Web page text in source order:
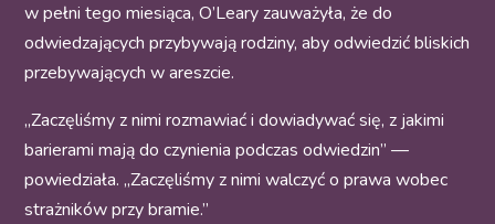
w pełni tego miesiąca, O’Leary zauważyła, że do
odwiedzających przybywają rodziny, aby odwiedzić bliskich
przebywających w areszcie.
„Zaczęliśmy z nimi rozmawiać i dowiadywać się, z jakimi
barierami mają do czynienia podczas odwiedzin” —
powiedziała. „Zaczęliśmy z nimi walczyć o prawa wobec
strażników przy bramie.”